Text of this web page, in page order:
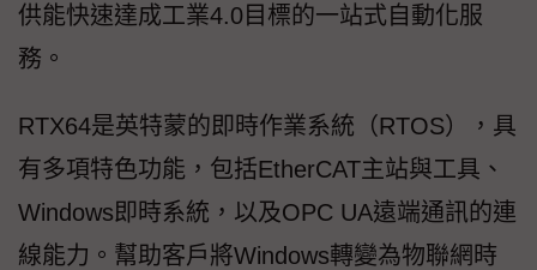
供能快速達成工業4.0目標的一站式自動化服
務。
RTX64是英特蒙的即時作業系統（RTOS），具
有多項特色功能，包括EtherCAT主站與工具、
Windows即時系統，以及OPC UA遠端通訊的連
線能力。幫助客戶將Windows轉變為物聯網時